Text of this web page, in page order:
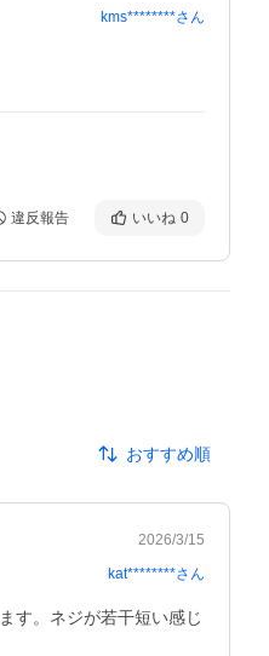
kms********さん
違反報告 いいね 0
おすすめ順
2026/3/15
kat********さん
す。ネジが若干短い感じ